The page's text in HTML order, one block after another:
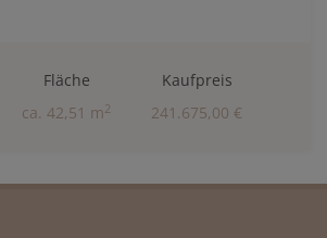
Fläche
ca. 42,51 m2
Kaufpreis
241.675,00 €